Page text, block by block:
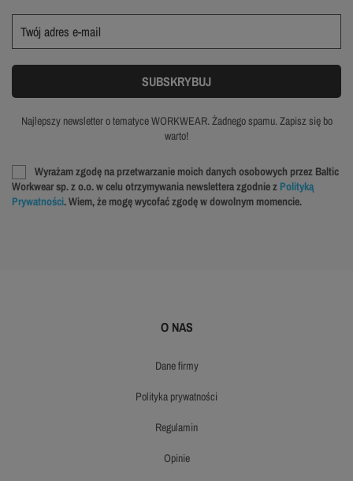
Najlepszy newsletter o tematyce WORKWEAR. Żadnego spamu. Zapisz się bo
warto!
Wyrażam zgodę na przetwarzanie moich danych osobowych przez Baltic
Workwear sp. z o.o. w celu otrzymywania newslettera zgodnie z Polityką
Prywatności. Wiem, że mogę wycofać zgodę w dowolnym momencie.
O NAS
dane firmy
polityka prywatności
regulamin
opinie